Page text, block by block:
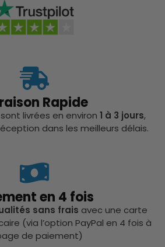
Rapide
livrées en environ 1 à 3 jours,
dans les meilleurs délais.
en 4 fois
sans frais avec une carte
(via l’option PayPal en 4 fois à
de paiement)